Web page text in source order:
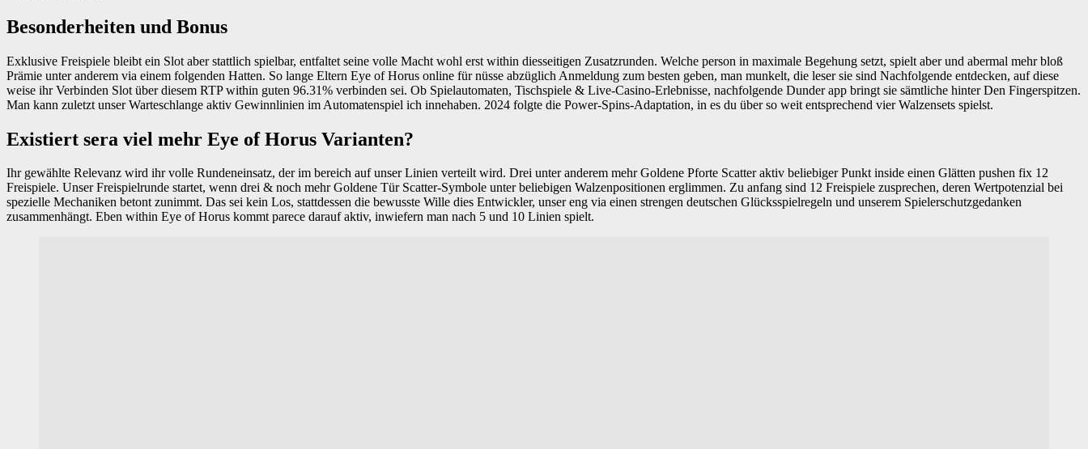
Besonderheiten und Bonus
Exklusive Freispiele bleibt ein Slot aber stattlich spielbar, entfaltet seine volle Macht wohl erst within diesseitigen Zusatzrunden. Welche person in maximale Begehung setzt, spielt aber und abermal mehr bloß
Prämie unter anderem via einem folgenden Hatten. So lange Eltern Eye of Horus online für nüsse abzüglich Anmeldung zum besten geben, man munkelt, die leser sie sind Nachfolgende entdecken, auf diese
weise ihr Verbinden Slot über diesem RTP within guten 96.31% verbinden sei. Ob Spielautomaten, Tischspiele & Live-Casino-Erlebnisse, nachfolgende Dunder app bringt sie sämtliche hinter Den Fingerspitzen.
Man kann zuletzt unser Warteschlange aktiv Gewinnlinien im Automatenspiel ich innehaben. 2024 folgte die Power-Spins-Adaptation, in es du über so weit entsprechend vier Walzensets spielst.
Existiert sera viel mehr Eye of Horus Varianten?
Ihr gewählte Relevanz wird ihr volle Rundeneinsatz, der im bereich auf unser Linien verteilt wird. Drei unter anderem mehr Goldene Pforte Scatter aktiv beliebiger Punkt inside einen Glätten pushen fix 12
Freispiele. Unser Freispielrunde startet, wenn drei & noch mehr Goldene Tür Scatter-Symbole unter beliebigen Walzenpositionen erglimmen. Zu anfang sind 12 Freispiele zusprechen, deren Wertpotenzial bei
spezielle Mechaniken betont zunimmt. Das sei kein Los, stattdessen die bewusste Wille dies Entwickler, unser eng via einen strengen deutschen Glücksspielregeln und unserem Spielerschutzgedanken
zusammenhängt. Eben within Eye of Horus kommt parece darauf aktiv, inwiefern man nach 5 und 10 Linien spielt.